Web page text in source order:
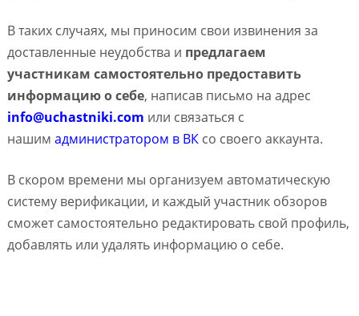
В таких случаях, мы приносим свои извинения за
доставленные неудобства и предлагаем
участникам самостоятельно предоставить
информацию о себе, написав письмо на адрес
info@uchastniki.com или связаться с
нашим администратором в ВКсо своего аккаунта.
В скором времени мы организуем автоматическую
систему верификации, и каждый участник обзоров
сможет самостоятельно редактировать свой профиль,
добавлять или удалять информацию о себе.